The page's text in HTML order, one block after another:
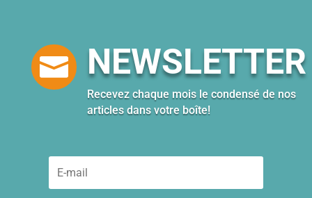
 NEWSLETTER
Recevez chaque mois le condensé de nos
articles dans votre boîte!